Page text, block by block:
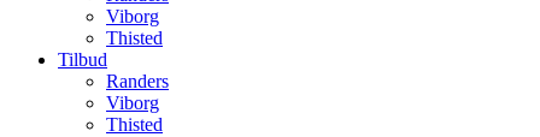
Viborg
Thisted
Tilbud
Randers
Viborg
Thisted